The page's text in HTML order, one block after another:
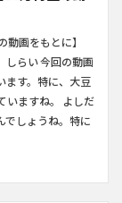
画をもとに】
しらい 今回の動画
ます。特に、大豆
いますね。 よしだ
でしょうね。特に